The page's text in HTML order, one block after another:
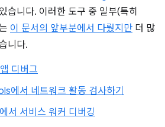
습니다. 이러한 도구 중 일부(특히
이 문서의 앞부분에서 다뤘지만 더 많
니다.
디버그
에서 네트워크 활동 검사하기
서 서비스 워커 디버깅